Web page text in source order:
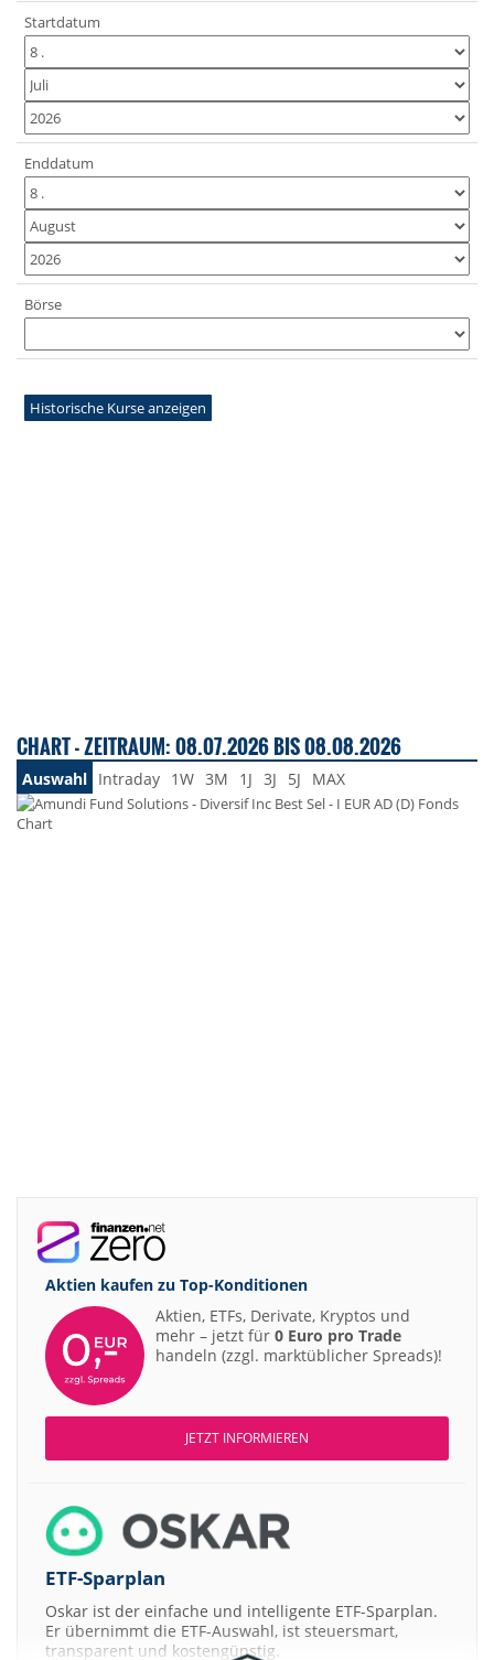
Startdatum
Enddatum
Börse
Historische Kurse anzeigen
CHART - ZEITRAUM: 08.07.2026 BIS 08.08.2026
Auswahl Intraday 1W 3M 1J 3J 5J MAX
Aktien kaufen zu Top-Konditionen
Aktien, ETFs, Derivate, Kryptos und
mehr – jetzt für 0 Euro pro Trade
handeln (zzgl. marktüblicher Spreads)!
JETZT INFORMIEREN
ETF-Sparplan
Oskar ist der einfache und intelligente ETF-Sparplan.
Er übernimmt die ETF-Auswahl, ist steuersmart,
transparent und kostengünstig.